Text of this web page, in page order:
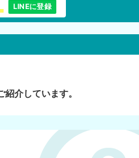
LINEに登録
介しています。